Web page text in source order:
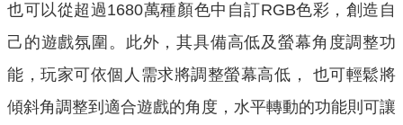
也可以從超過1680萬種顏色中自訂RGB色彩，創造自
己的遊戲氛圍。此外，其具備高低及螢幕角度調整功
能，玩家可依個人需求將調整螢幕高低， 也可輕鬆將
傾斜角調整到適合遊戲的角度，水平轉動的功能則可讓